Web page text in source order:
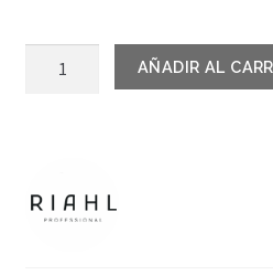
1000ml
cantidad
AÑADIR AL